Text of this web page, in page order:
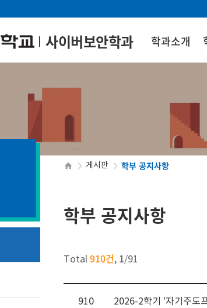
사이버보안학과 학과소개
게시판 학부 공지사항
학부 공지사항
Total 910건, 1/91
910 2026-2학기 '자기주도